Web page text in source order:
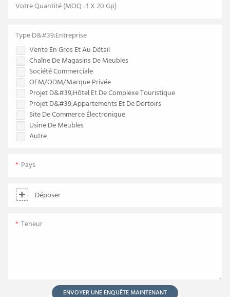
Votre Quantité (MOQ : 1 X 20 Gp)
Vente En Gros Et Au Détail
Chaîne De Magasins De Meubles
Société Commerciale
OEM/ODM/Marque Privée
Projet D&#39;hôtel Et De Complexe Touristique
Projet D&#39;appartements Et De Dortoirs
Site De Commerce Électronique
Usine De Meubles
Autre
Type D&#39;entreprise
Pays
Déposer
Teneur
ENVOYER UNE ENQUÊTE MAINTENANT